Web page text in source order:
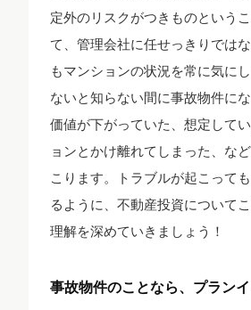
定外のリスクがつきものという
て、管理会社に任せっきりでは
もマンションの状況を常に気に
ないと知らない間に事故物件に
価値が下がっていた、想定して
ョンとかけ離れてしまった、な
こります。トラブルが起こって
るように、不動産投資について
理解を深めていきましょう！
事故物件のことなら、プラン